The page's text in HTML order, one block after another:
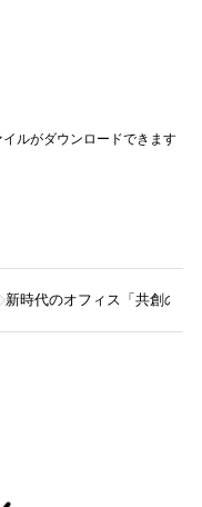
ルがダウンロードできます
新時代のオフィス「共創の場